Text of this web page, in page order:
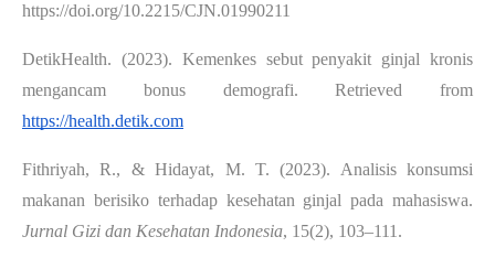
https://doi.org/10.2215/CJN.01990211
DetikHealth. (2023). Kemenkes sebut penyakit ginjal kronis
mengancam bonus demografi. Retrieved from
https://health.detik.com
Fithriyah, R., & Hidayat, M. T. (2023). Analisis konsumsi
makanan berisiko terhadap kesehatan ginjal pada mahasiswa.
Jurnal Gizi dan Kesehatan Indonesia, 15(2), 103–111.